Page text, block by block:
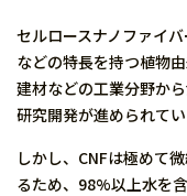
セルロースナノファイ
などの特長を持つ植物
建材などの工業分野か
研究開発が進められてい
しかし、CNFは極めて
るため、98%以上水を